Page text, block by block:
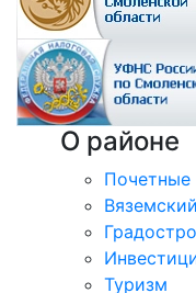
О районе
Почетные
Туризм